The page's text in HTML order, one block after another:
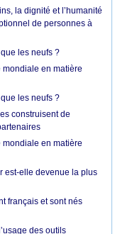
la dignité et l’humanité
de personnes à
les neufs ?
mondiale en matière
les neufs ?
construisent de
mondiale en matière
est-elle devenue la plus
français et sont nés
des outils